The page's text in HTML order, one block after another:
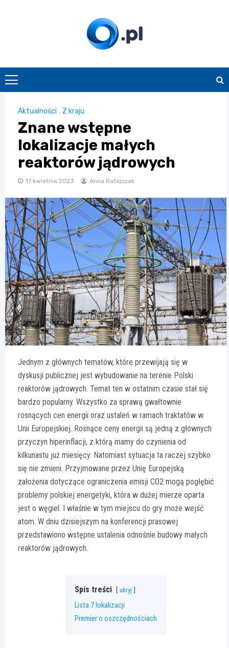
O.pl
Aktualności , Z kraju
Znane wstępne
lokalizacje małych
reaktorów jądrowych
17 kwietnia 2023 Anna Ratajczak
Jednym z głównych tematów, które przewijają się w
dyskusji publicznej jest wybudowanie na terenie Polski
reaktorów jądrowych. Temat ten w ostatnim czasie stał się
bardzo popularny. Wszystko za sprawą gwałtownie
rosnących cen energii oraz ustaleń w ramach traktatów w
Unii Europejskiej. Rosnące ceny energii są jedną z głównych
przyczyn hiperinflacji, z którą mamy do czynienia od
kilkunastu już miesięcy. Natomiast sytuacja ta raczej szybko
się nie zmieni. Przyjmowane przez Unię Europejską
założenia dotyczące ograniczenia emisji CO2 mogą pogłębić
problemy polskiej energetyki, która w dużej mierze oparta
jest o węgiel. I właśnie w tym miejscu do gry może wejść
atom. W dniu dzisiejszym na konferencji prasowej
przedstawiono wstępne ustalenia odnośnie budowy małych
reaktorów jądrowych.
Spis treści ukryj
Lista 7 lokalizacji
Premier o oszczędnościach